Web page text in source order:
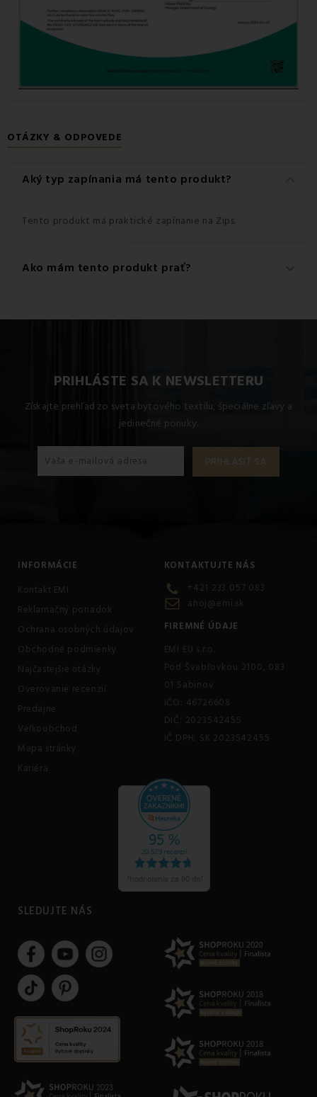
OTÁZKY & ODPOVEDE
Aký typ zapínania má tento produkt? keyboard_arrow_down
Tento produkt má praktické zapínanie na Zips.
Ako mám tento produkt prať?
PRIHLÁSTE SA K NEWSLETTERU
Získajte prehľad zo sveta bytového textilu, špeciálne zľavy a
jedinečné ponuky.
INFORMÁCIE
Kontakt EMI
Reklamačný poriadok
Ochrana osobných údajov
Obchodné podmienky
Najčastejšie otázky
Overovanie recenzií
Predajne
Veľkoobchod
Mapa stránky
Kariéra
KONTAKTUJTE NÁS
+421 233 057 083
ahoj@emi.sk
FIREMNÉ ÚDAJE
EMI EU s.r.o.
Pod Švabľovkou 2100, 083
01 Sabinov
IČO: 46726608
DIČ: 2023542455
IČ DPH: SK 2023542455
SLEDUJTE NÁS